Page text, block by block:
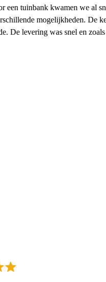
een tuinbank kwamen we al
mogelijkheden. De
De levering was snel en